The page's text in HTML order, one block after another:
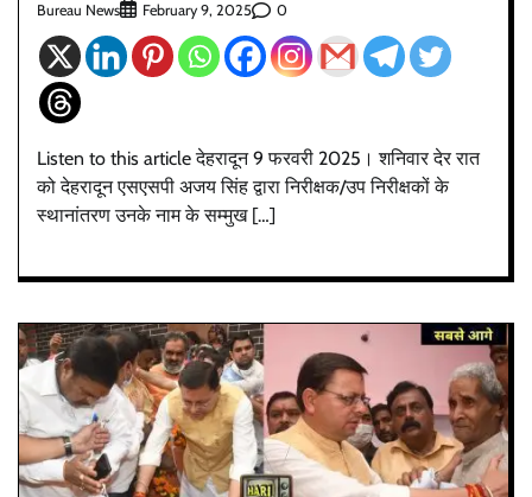
Bureau News February 9, 2025 0
Listen to this article देहरादून 9 फरवरी 2025। शनिवार देर रात
को देहरादून एसएसपी अजय सिंह द्वारा निरीक्षक/उप निरीक्षकों के
स्थानांतरण उनके नाम के सम्मुख […]